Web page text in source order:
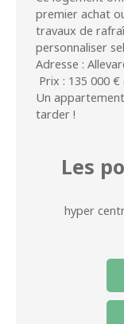
premier achat
travaux de
personnaliser
Adresse :
Prix : 135 000
Un
tarder !
Les
hyper